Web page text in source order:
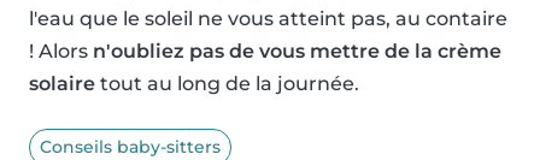
l'eau que le soleil ne vous atteint pas, au contaire
! Alors n'oubliez pas de vous mettre de la crème
solaire tout au long de la journée.
Conseils baby-sitters